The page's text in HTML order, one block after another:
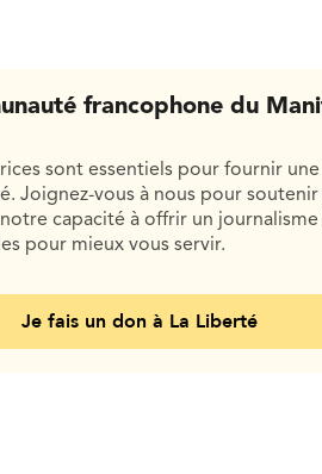
francophone du
sont essentiels pour fournir
Joignez-vous à nous pour
capacité à offrir un
pour mieux vous servir.
Je fais un don à La Liberté